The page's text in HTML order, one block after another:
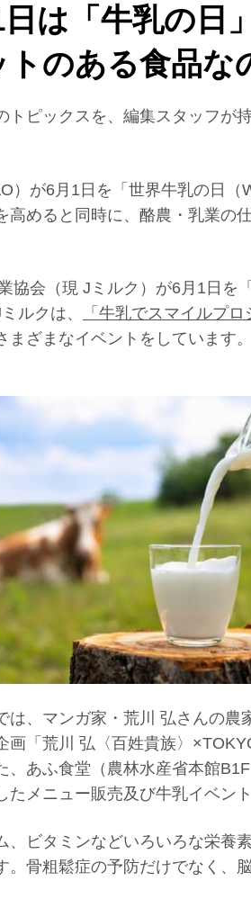
日は「牛乳の日
のある食品な
ピックスを、編集スタッフが
）が6月1日を「世界牛乳の日（
めると同時に、酪農・乳業の
協会（現 Jミルク）が6月1日を
ルクは、
「牛乳でスマイルプロ
ざまなイベントをしています。
は、マンガ家・荒川 弘さんの農
画「荒川 弘〈百姓貴族〉
、あふ食堂（農林水産省本館
メニュー販売及び牛乳イベン
、ビタミンなどいろいろな栄養
。骨粗鬆症の予防だけでなく、